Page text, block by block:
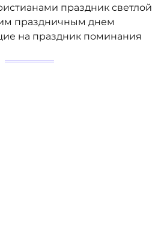
праздник светлой
праздничным днем
на праздник поминания